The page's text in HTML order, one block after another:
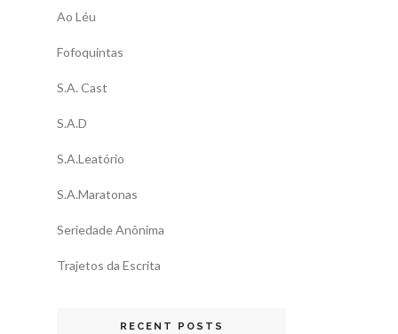
Ao Léu
Fofoquintas
S.A. Cast
S.A.D
S.A.Leatório
S.A.Maratonas
Seriedade Anônima
Trajetos da Escrita
RECENT POSTS